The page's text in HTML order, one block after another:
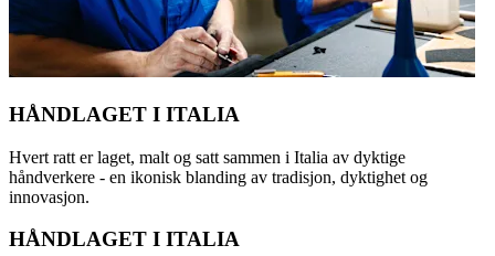
HÅNDLAGET I ITALIA
Hvert ratt er laget, malt og satt sammen i Italia av dyktige
håndverkere - en ikonisk blanding av tradisjon, dyktighet og
innovasjon.
HÅNDLAGET I ITALIA